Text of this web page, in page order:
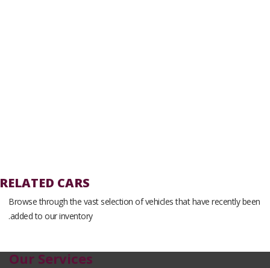
RELATED CARS
Browse through the vast selection of vehicles that have recently been
added to our inventory.
Our Services